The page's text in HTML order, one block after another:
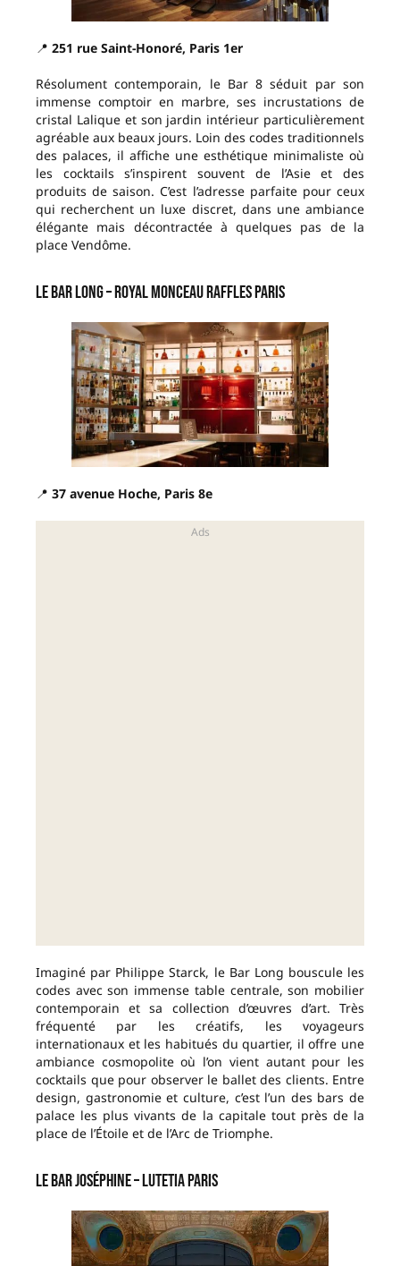
📍 251 rue Saint-Honoré, Paris 1er
Résolument contemporain, le Bar 8 séduit par son
immense comptoir en marbre, ses incrustations de
cristal Lalique et son jardin intérieur particulièrement
agréable aux beaux jours. Loin des codes traditionnels
des palaces, il affiche une esthétique minimaliste où
les cocktails s’inspirent souvent de l’Asie et des
produits de saison. C’est l’adresse parfaite pour ceux
qui recherchent un luxe discret, dans une ambiance
élégante mais décontractée à quelques pas de la
place Vendôme.
Le Bar Long – Royal Monceau Raffles Paris
📍 37 avenue Hoche, Paris 8e
Imaginé par Philippe Starck, le Bar Long bouscule les
codes avec son immense table centrale, son mobilier
contemporain et sa collection d’œuvres d’art. Très
fréquenté par les créatifs, les voyageurs
internationaux et les habitués du quartier, il offre une
ambiance cosmopolite où l’on vient autant pour les
cocktails que pour observer le ballet des clients. Entre
design, gastronomie et culture, c’est l’un des bars de
palace les plus vivants de la capitale tout près de la
place de l’Étoile et de l’Arc de Triomphe.
Le Bar Joséphine – Lutetia Paris